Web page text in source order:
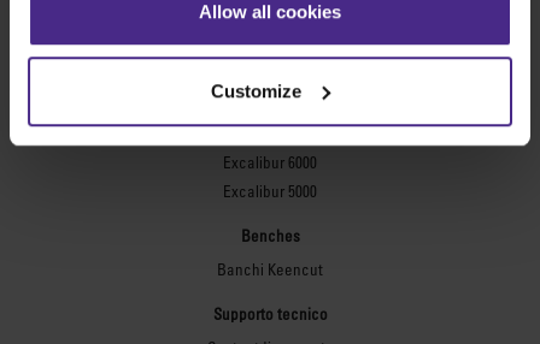
Allow all cookies
Customize
Lastre flessografiche
Flexo Plate Cutter
Incorniciatura
Ultimat Futura
Excalibur 6000
Excalibur 5000
Benches
Banchi Keencut
Supporto tecnico